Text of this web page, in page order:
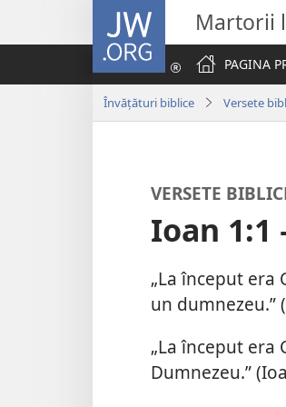
JW.ORG Martorii
PAGINA
Învățături biblice Versete
VERSETE
Ioan 1:1
„La început era
un dumnezeu.” (
„La început era
Dumnezeu.”